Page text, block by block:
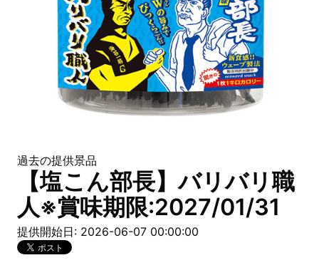
過去の提供景品
【塩こん部長】バリバリ職
人※賞味期限:2027/01/31
提供開始日: 2026-06-07 00:00:00